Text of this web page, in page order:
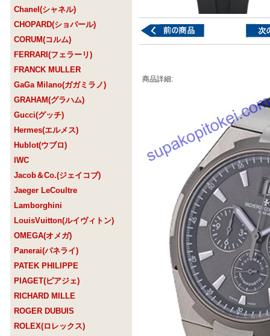
Chanel(シャネル)
CHOPARD(ショパール)
CORUM(コルム)
FERRARI(フェラーリ)
FRANCK MULLER
GaGa Milano(ガガミラノ)
GRAHAM(グラハム)
Gucci(グッチ)
Hermes(エルメス)
Hublot(ウブロ)
IWC
Jacob＆Co.(ジェイコブ)
Jaeger LeCoultre
Lamborghini
LouisVuitton(ルイヴィトン)
OMEGA(オメガ)
Panerai(パネライ)
PATEK PHILIPPE
PIAGET(ピアジェ)
RICHARD MILLE
ROGER DUBUIS
ROLEX(ロレックス)
商品詳細: